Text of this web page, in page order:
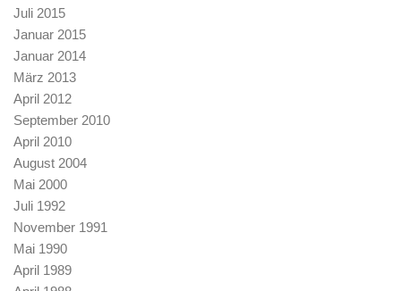
Juli 2015
Januar 2015
Januar 2014
März 2013
April 2012
September 2010
April 2010
August 2004
Mai 2000
Juli 1992
November 1991
Mai 1990
April 1989